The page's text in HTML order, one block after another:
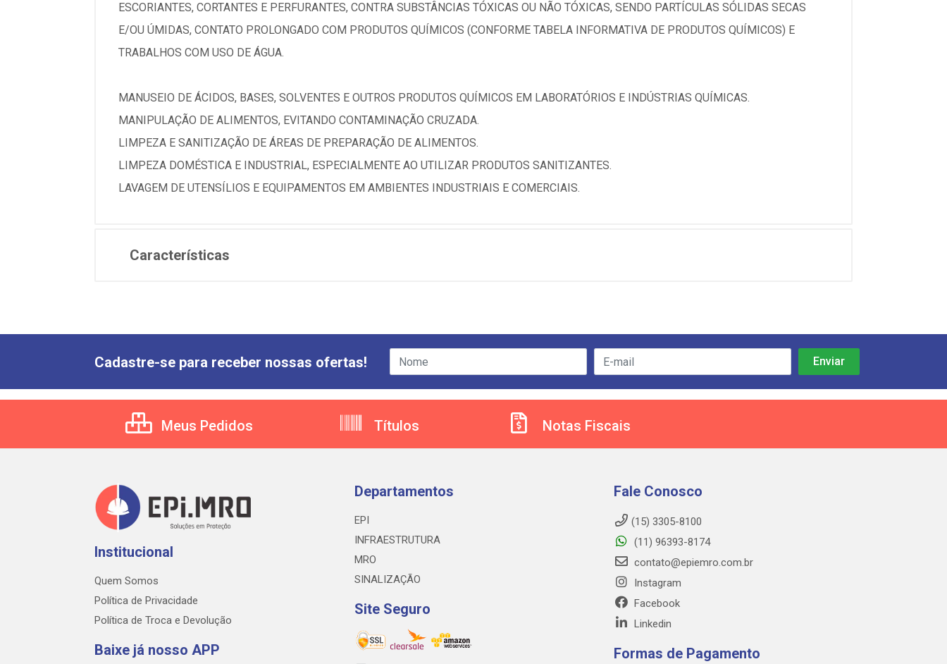
ESCORIANTES, CORTANTES E PERFURANTES, CONTRA SUBSTÂNCIAS TÓXICAS OU NÃO TÓXICAS, SENDO PARTÍCULAS SÓLIDAS SECAS
E/OU ÚMIDAS, CONTATO PROLONGADO COM PRODUTOS QUÍMICOS (CONFORME TABELA INFORMATIVA DE PRODUTOS QUÍMICOS) E
TRABALHOS COM USO DE ÁGUA.
MANUSEIO DE ÁCIDOS, BASES, SOLVENTES E OUTROS PRODUTOS QUÍMICOS EM LABORATÓRIOS E INDÚSTRIAS QUÍMICAS.
MANIPULAÇÃO DE ALIMENTOS, EVITANDO CONTAMINAÇÃO CRUZADA.
LIMPEZA E SANITIZAÇÃO DE ÁREAS DE PREPARAÇÃO DE ALIMENTOS.
LIMPEZA DOMÉSTICA E INDUSTRIAL, ESPECIALMENTE AO UTILIZAR PRODUTOS SANITIZANTES.
LAVAGEM DE UTENSÍLIOS E EQUIPAMENTOS EM AMBIENTES INDUSTRIAIS E COMERCIAIS.
Características
Cadastre-se para receber nossas ofertas!
Meus Pedidos Títulos Notas Fiscais
Institucional
Quem Somos
Política de Privacidade
Política de Troca e Devolução
Baixe já nosso APP
Departamentos
EPI
INFRAESTRUTURA
MRO
SINALIZAÇÃO
Site Seguro
Fale Conosco
(15) 3305-8100
(11) 96393-8174
contato@epiemro.com.br
Instagram
Facebook
Linkedin
Formas de Pagamento